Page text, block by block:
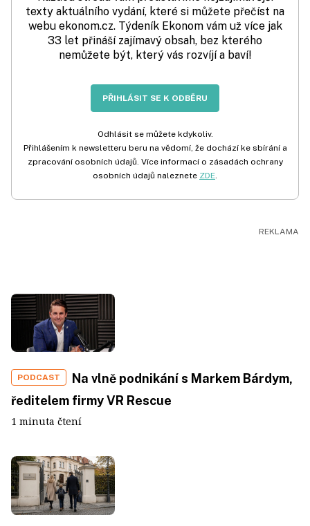
texty aktuálního vydání, které si můžete přečíst na
webu ekonom.cz. Týdeník Ekonom vám už více jak
33 let přináší zajímavý obsah, bez kterého
nemůžete být, který vás rozvíjí a baví!
PŘIHLÁSIT SE K ODBĚRU
Odhlásit se můžete kdykoliv.
Přihlášením k newsletteru beru na vědomí, že dochází ke sbírání a
zpracování osobních údajů. Více informací o zásadách ochrany
osobních údajů naleznete ZDE
PODCAST
Na vlně podnikání s Markem Bárdym,
ředitelem firmy VR Rescue
1 minuta čtení